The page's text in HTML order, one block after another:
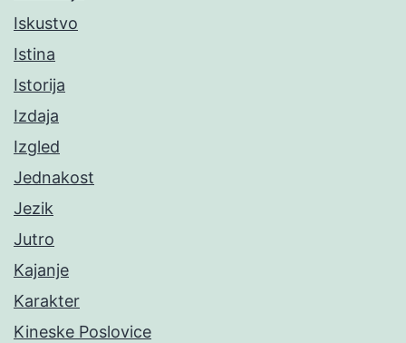
Iskustvo
Istina
Istorija
Izdaja
Izgled
Jednakost
Jezik
Jutro
Kajanje
Karakter
Kineske Poslovice